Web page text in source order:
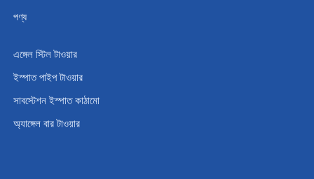
পণ্য
এঙ্গেল স্টিল টাওয়ার
ইস্পাত পাইপ টাওয়ার
সাবস্টেশন ইস্পাত কাঠামো
অ্যাঙ্গেল বার টাওয়ার